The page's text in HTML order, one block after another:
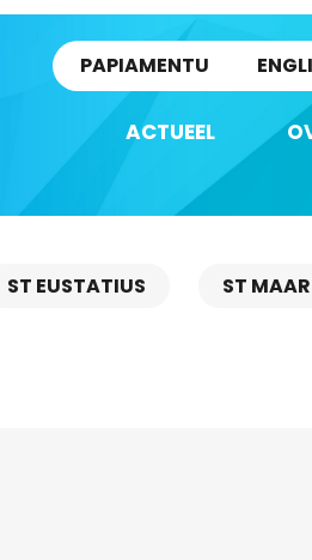
PAPIAMENTU
ACTUEEL
ST EUSTATIUS ST